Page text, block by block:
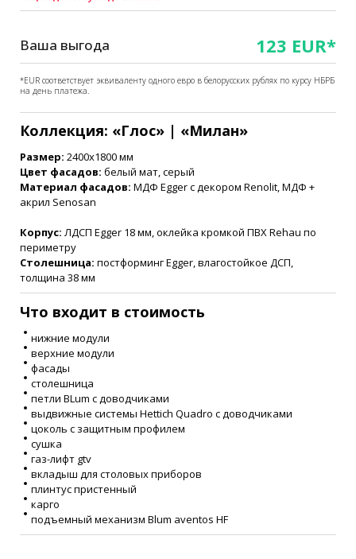
Ваша выгода 123 EUR*
*EUR соответствует эквиваленту одного евро в белорусских рублях по курсу НБРБ
на день платежа.
Коллекция: «Глос» | «Милан»
Размер: 2400х1800 мм
Цвет фасадов: белый мат, серый
Материал фасадов: МДФ Egger с декором Renolit, МДФ +
акрил Senosan
Корпус: ЛДСП Egger 18 мм, оклейка кромкой ПВХ Rehau по
периметру
Столешница: постформинг Egger, влагостойкое ДСП,
толщина 38 мм
Что входит в стоимость
нижние модули
верхние модули
фасады
столешница
петли BLum с доводчиками
выдвижные системы Hettich Quadro с доводчиками
цоколь с защитным профилем
сушка
газ-лифт gtv
вкладыш для столовых приборов
плинтус пристенный
карго
подъемный механизм Blum aventos HF